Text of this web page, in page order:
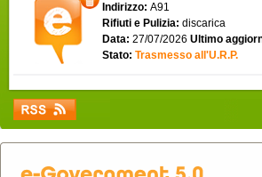
Indirizzo: A91
Rifiuti e Pulizia: discarica
Data: 27/07/2026 Ultimo
Stato: Trasmesso all'U.R.P.